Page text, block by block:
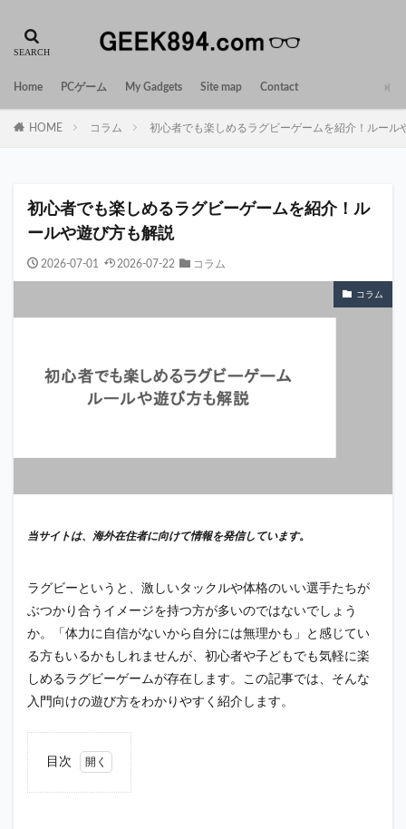
Home PCゲーム My Gadgets Site map Contact
HOME コラム 初心者でも楽しめるラグビーゲームを紹介！ルール
初心者でも楽しめるラグビーゲームを紹介！ル
ールや遊び方も解説
2026-07-01 2026-07-22 コラム
コラム
当サイトは、海外在住者に向けて情報を発信しています。
ラグビーというと、激しいタックルや体格のいい選手たちが
ぶつかり合うイメージを持つ方が多いのではないでしょう
か。「体力に自信がないから自分には無理かも」と感じてい
る方もいるかもしれませんが、初心者や子どもでも気軽に楽
しめるラグビーゲームが存在します。この記事では、そんな
入門向けの遊び方をわかりやすく紹介します。
目次